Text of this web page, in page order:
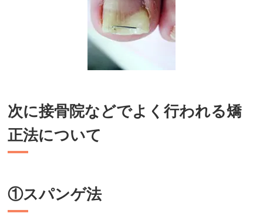
次に接骨院などでよく行われる矯
正法について
①スパンゲ法